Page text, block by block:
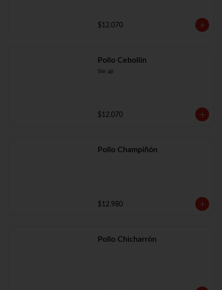
$12.070
Pollo Cebollín
Sin ají
$12.070
Pollo Champiñón
$12.980
Pollo Chicharrón